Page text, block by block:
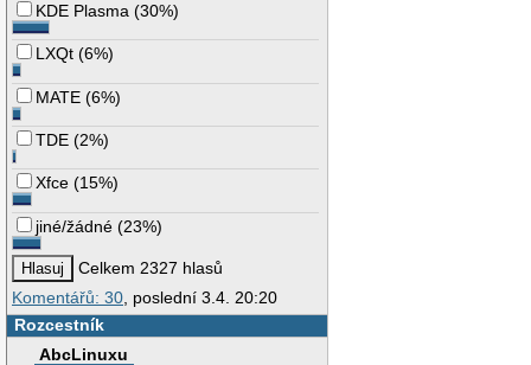
KDE Plasma (30%)
LXQt (6%)
MATE (6%)
TDE (2%)
Xfce (15%)
jiné/žádné (23%)
Celkem 2327 hlasů
Komentářů: 30, poslední 3.4. 20:20
Rozcestník
AbcLinuxu